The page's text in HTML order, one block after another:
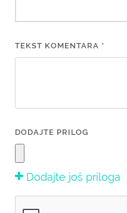
TEKST KOMENTARA *
DODAJTE PRILOG
Dodajte još priloga